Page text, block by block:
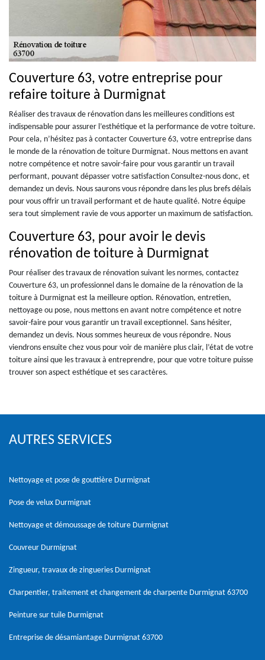
Couverture 63, votre entreprise pour
refaire toiture à Durmignat
Réaliser des travaux de rénovation dans les meilleures conditions est
indispensable pour assurer l’esthétique et la performance de votre toiture.
Pour cela, n’hésitez pas à contacter Couverture 63, votre entreprise dans
le monde de la rénovation de toiture Durmignat. Nous mettons en avant
notre compétence et notre savoir-faire pour vous garantir un travail
performant, pouvant dépasser votre satisfaction Consultez-nous donc, et
demandez un devis. Nous saurons vous répondre dans les plus brefs délais
pour vous offrir un travail performant et de haute qualité. Notre équipe
sera tout simplement ravie de vous apporter un maximum de satisfaction.
Couverture 63, pour avoir le devis
rénovation de toiture à Durmignat
Pour réaliser des travaux de rénovation suivant les normes, contactez
Couverture 63, un professionnel dans le domaine de la rénovation de la
toiture à Durmignat est la meilleure option. Rénovation, entretien,
nettoyage ou pose, nous mettons en avant notre compétence et notre
savoir-faire pour vous garantir un travail exceptionnel. Sans hésiter,
demandez un devis. Nous sommes heureux de vous répondre. Nous
viendrons ensuite chez vous pour voir de manière plus clair, l’état de votre
toiture ainsi que les travaux à entreprendre, pour que votre toiture puisse
trouver son aspect esthétique et ses caractères.
AUTRES SERVICES
Nettoyage et pose de gouttière Durmignat
Pose de velux Durmignat
Nettoyage et démoussage de toiture Durmignat
Couvreur Durmignat
Zingueur, travaux de zingueries Durmignat
Charpentier, traitement et changement de charpente Durmignat 63700
Peinture sur tuile Durmignat
Entreprise de désamiantage Durmignat 63700